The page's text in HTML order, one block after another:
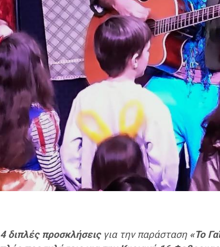
4 διπλές προσκλήσειςγια την παράσταση «Το